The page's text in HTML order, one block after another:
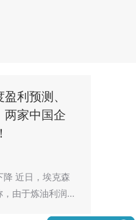
利预测、
两家中国企
近日，埃克森
由于炼油利润…